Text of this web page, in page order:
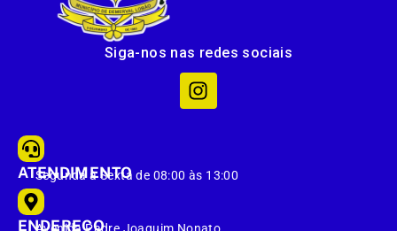
Siga-nos nas redes sociais
ATENDIMENTO
Segunda à Sexta de 08:00 às 13:00
ENDEREÇO